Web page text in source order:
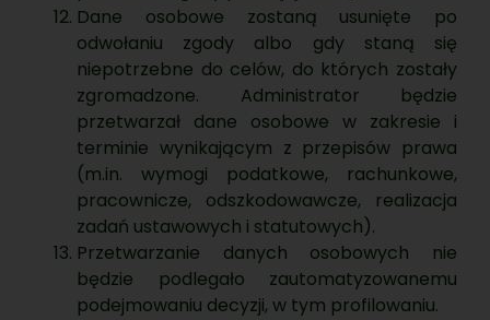
Dane osobowe zostaną usunięte po
odwołaniu zgody albo gdy staną się
niepotrzebne do celów, do których zostały
zgromadzone. Administrator będzie
przetwarzał dane osobowe w zakresie i
terminie wynikającym z przepisów prawa
(m.in. wymogi podatkowe, rachunkowe,
pracownicze, odszkodowawcze, realizacja
zadań ustawowych i statutowych).
Przetwarzanie danych osobowych nie
będzie podlegało zautomatyzowanemu
podejmowaniu decyzji, w tym profilowaniu.